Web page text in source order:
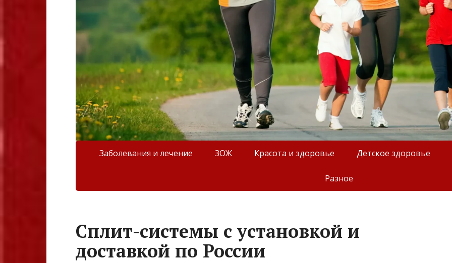
Заболевания и лечение ЗОЖ Красота и здоровье Детское здоровье
Разное
Сплит-системы с установкой и
доставкой по России